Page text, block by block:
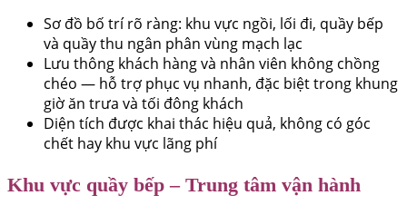
Sơ đồ bố trí rõ ràng: khu vực ngồi, lối đi, quầy bếp
và quầy thu ngân phân vùng mạch lạc
Lưu thông khách hàng và nhân viên không chồng
chéo — hỗ trợ phục vụ nhanh, đặc biệt trong khung
giờ ăn trưa và tối đông khách
Diện tích được khai thác hiệu quả, không có góc
chết hay khu vực lãng phí
Khu vực quầy bếp – Trung tâm vận hành